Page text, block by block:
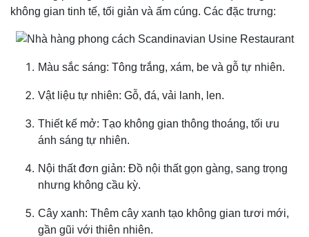
không gian tinh tế, tối giản và ấm cúng. Các đặc trưng:
Màu sắc sáng: Tông trắng, xám, be và gỗ tự nhiên.
Vật liệu tự nhiên: Gỗ, đá, vải lanh, len.
Thiết kế mở: Tạo không gian thông thoáng, tối ưu
ánh sáng tự nhiên.
Nội thất đơn giản: Đồ nội thất gọn gàng, sang trọng
nhưng không cầu kỳ.
Cây xanh: Thêm cây xanh tạo không gian tươi mới,
gần gũi với thiên nhiên.